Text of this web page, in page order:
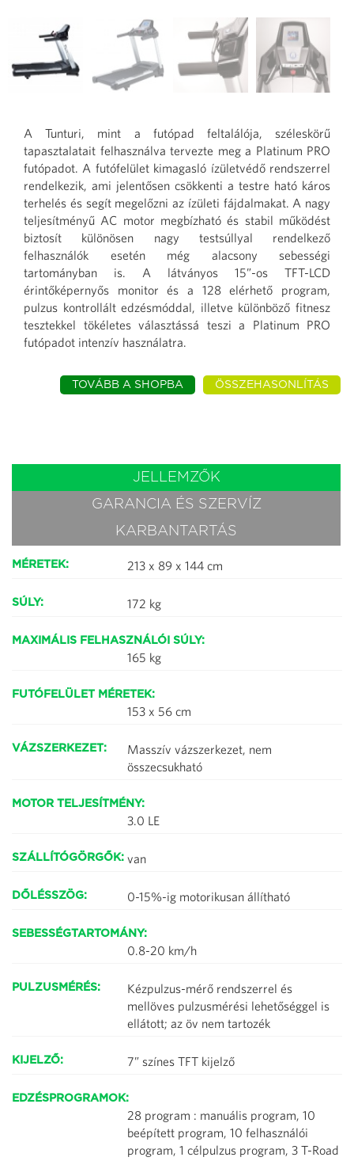
A Tunturi, mint a futópad feltalálója, széleskörű
tapasztalatait felhasználva tervezte meg a Platinum PRO
futópadot. A futófelület kimagasló ízületvédő rendszerrel
rendelkezik, ami jelentősen csökkenti a testre ható káros
terhelés és segít megelőzni az ízületi fájdalmakat. A nagy
teljesítményű AC motor megbízható és stabil működést
biztosít különösen nagy testsúllyal rendelkező
felhasználók esetén még alacsony sebességi
tartományban is. A látványos 15”-os TFT-LCD
érintőképernyős monitor és a 128 elérhető program,
pulzus kontrollált edzésmóddal, illetve különböző fitnesz
tesztekkel tökéletes választássá teszi a Platinum PRO
futópadot intenzív használatra.
TOVÁBB A SHOPBA ÖSSZEHASONLÍTÁS
JELLEMZŐK
GARANCIA ÉS SZERVÍZ
KARBANTARTÁS
MÉRETEK: 213 x 89 x 144 cm
SÚLY: 172 kg
MAXIMÁLIS FELHASZNÁLÓI SÚLY:
165 kg
FUTÓFELÜLET MÉRETEK:
153 x 56 cm
VÁZSZERKEZET:
Masszív vázszerkezet, nem
összecsukható
MOTOR TELJESÍTMÉNY:
3.0 LE
SZÁLLÍTÓGÖRGŐK: van
DŐLÉSSZÖG: 0-15%-ig motorikusan állítható
SEBESSÉGTARTOMÁNY:
0.8-20 km/h
PULZUSMÉRÉS:
Kézpulzus-mérő rendszerrel és
mellöves pulzusmérési lehetőséggel is
ellátott; az öv nem tartozék
KIJELZŐ: 7” színes TFT kijelző
EDZÉSPROGRAMOK:
28 program : manuális program, 10
beépített program, 10 felhasználói
program, 1 célpulzus program, 3 T-Road